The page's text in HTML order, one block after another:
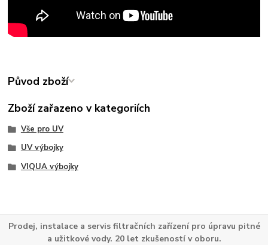
Původ zboží
Zboží zařazeno v kategoriích
Vše pro UV
UV výbojky
VIQUA výbojky
Prodej, instalace a servis filtračních zařízení pro úpravu pitné
a užitkové vody. 20 let zkušeností v oboru.